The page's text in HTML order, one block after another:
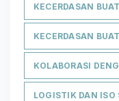
KECERDASAN
KECERDASAN
KOLABORASI
LOGISTIK DAN ISO